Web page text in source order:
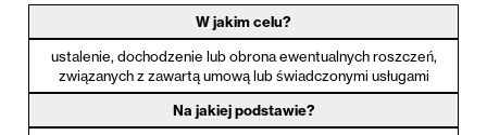
W jakim celu?
ustalenie, dochodzenie lub obrona ewentualnych roszczeń,
związanych z zawartą umową lub świadczonymi usługami
Na jakiej podstawie?